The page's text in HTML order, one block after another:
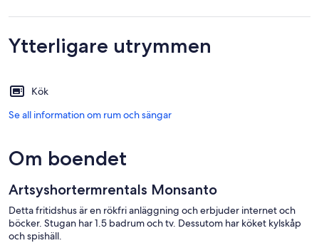
Ytterligare utrymmen
Kök
Se all information om rum och sängar
Om boendet
Artsyshortermrentals Monsanto
Detta fritidshus är en rökfri anläggning och erbjuder internet och
böcker. Stugan har 1.5 badrum och tv. Dessutom har köket kylskåp
och spishäll.